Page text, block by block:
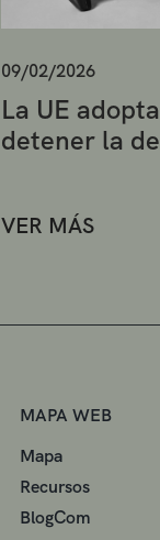
09/02/2026
La UE
detener la
VER MÁS
MAPA WEB
Mapa
Recursos
BlogCom